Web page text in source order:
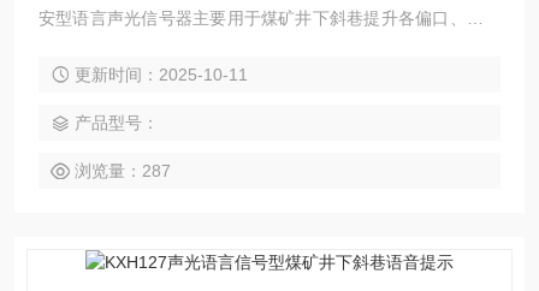
安型语言声光信号器主要用于煤矿井下斜巷提升各偏口、上下
更新时间：2025-10-11
产品型号：
浏览量：287